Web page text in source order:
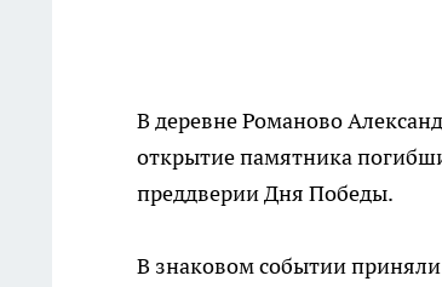
В деревне Романово
открытие памятника
преддверии Дня Победы.
В знаковом событии